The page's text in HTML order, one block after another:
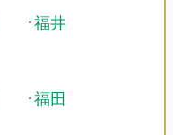
･福井
･福田